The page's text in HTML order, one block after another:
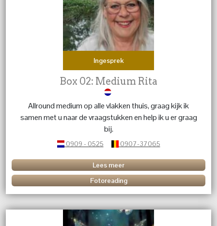
Ingesprek
Box 02: Medium Rita
Allround medium op alle vlakken thuis, graag kijk ik
samen met u naar de vraagstukken en help ik u er graag
bij.
0909 - 0525 0907-37065
Lees meer
Fotoreading